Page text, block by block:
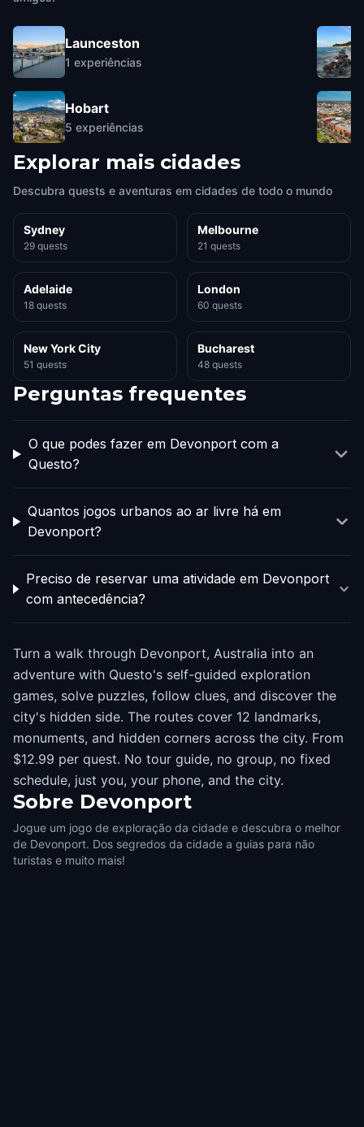
Launceston
1 experiências
Hobart
5 experiências
Explorar mais cidades
Descubra quests e aventuras em cidades de todo o mundo
Sydney
29 quests
Melbourne
21 quests
Adelaide
18 quests
London
60 quests
New York City
51 quests
Bucharest
48 quests
Perguntas frequentes
O que podes fazer em Devonport com a
Questo?
Quantos jogos urbanos ao ar livre há em
Devonport?
Preciso de reservar uma atividade em Devonport
com antecedência?
Turn a walk through Devonport, Australia into an
adventure with Questo's self-guided exploration
games, solve puzzles, follow clues, and discover the
city's hidden side. The routes cover 12 landmarks,
monuments, and hidden corners across the city. From
$12.99 per quest. No tour guide, no group, no fixed
schedule, just you, your phone, and the city.
Sobre Devonport
Jogue um jogo de exploração da cidade e descubra o melhor
de Devonport. Dos segredos da cidade a guias para não
turistas e muito mais!